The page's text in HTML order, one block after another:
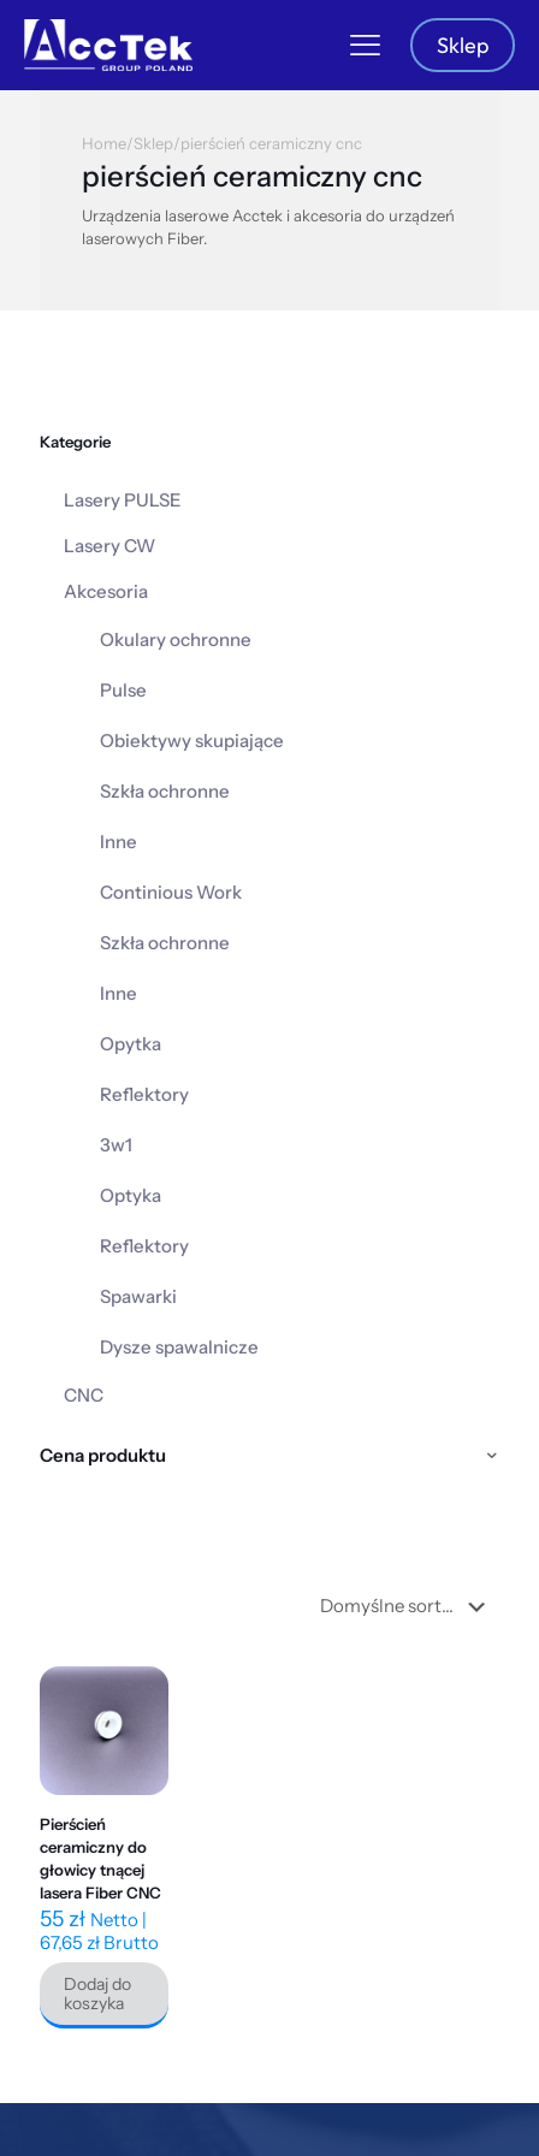
Sklep
Home/Sklep/pierścień ceramiczny cnc
pierścień ceramiczny cnc
Urządzenia laserowe Acctek i akcesoria do urządzeń
laserowych Fiber.
Kategorie
Lasery PULSE
Lasery CW
Akcesoria
Okulary ochronne
Pulse
Obiektywy skupiające
Szkła ochronne
Inne
Continious Work
Szkła ochronne
Inne
Opytka
Reflektory
3w1
Optyka
Reflektory
Spawarki
Dysze spawalnicze
CNC
Cena produktu
Pierścień
ceramiczny do
głowicy tnącej
lasera Fiber CNC
55 zł Netto |
67,65 zł Brutto
Dodaj do
koszyka